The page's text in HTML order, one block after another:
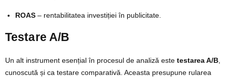
ROAS – rentabilitatea investiției în publicitate.
Testare A/B
Un alt instrument esențial în procesul de analiză este testarea A/B
cunoscută și ca testare comparativă. Aceasta presupune rularea